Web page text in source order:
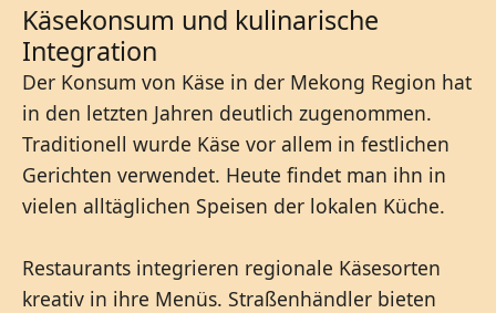
Käsekonsum und kulinarische
Integration
Der Konsum von Käse in der Mekong Region hat
in den letzten Jahren deutlich zugenommen.
Traditionell wurde Käse vor allem in festlichen
Gerichten verwendet. Heute findet man ihn in
vielen alltäglichen Speisen der lokalen Küche.
Restaurants integrieren regionale Käsesorten
kreativ in ihre Menüs. Straßenhändler bieten